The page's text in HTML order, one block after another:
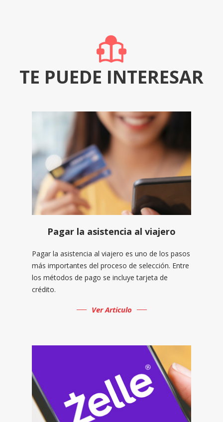
TE PUEDE INTERESAR
Pagar la asistencia al viajero
Pagar la asistencia al viajero es uno de los pasos
más importantes del proceso de selección. Entre
los métodos de pago se incluye tarjeta de
crédito.
Ver Articulo